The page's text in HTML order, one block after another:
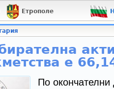
Етрополе
е
По